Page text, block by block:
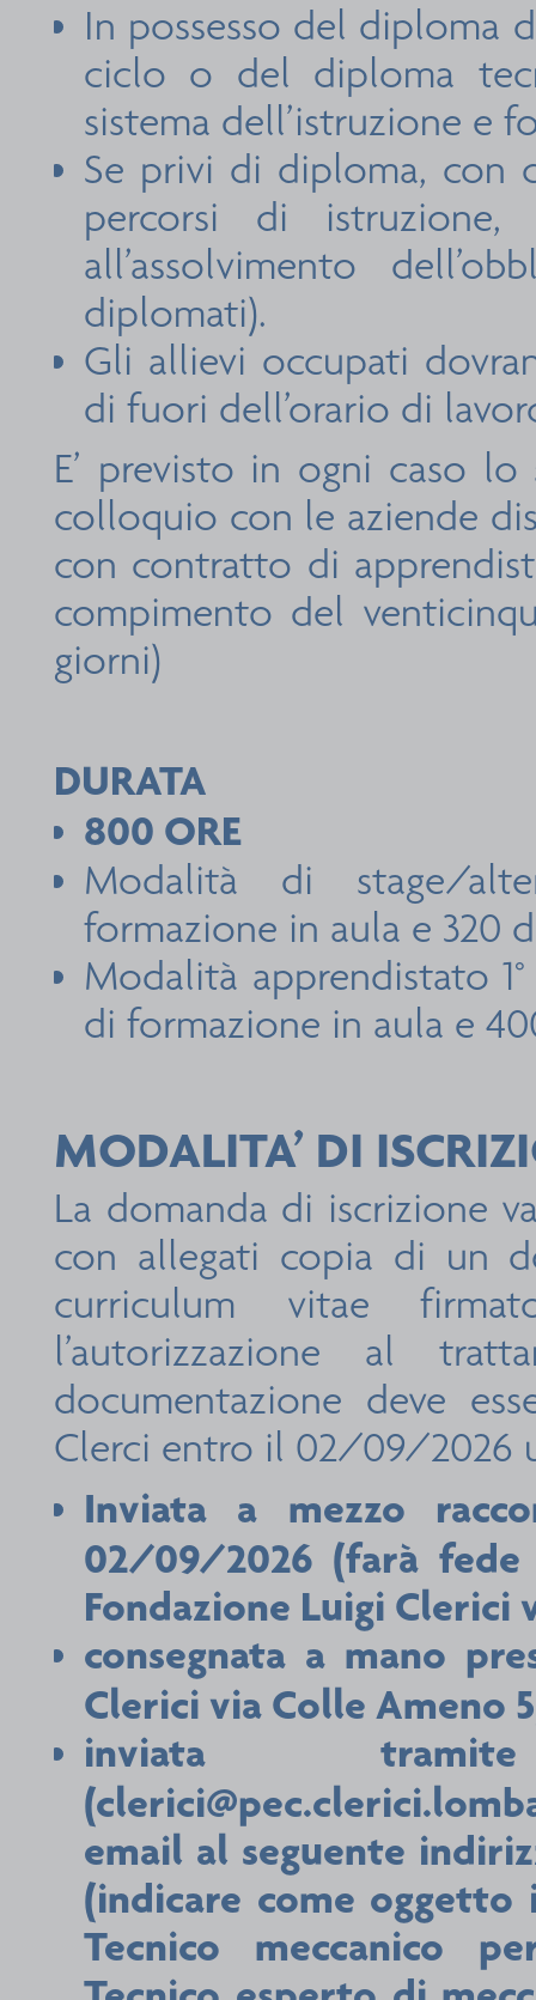
In possesso del diploma
ciclo o del diploma
sistema dell’istruzione e
Se privi di diploma, con
percorsi di istruzione,
all’assolvimento
diplomati).
Gli allievi occupati
di fuori dell’orario di
E’ previsto in ogni caso
colloquio con le aziende
con contratto di
compimento del
giorni)
DURATA
800 ORE
Modalità di stage/
formazione in aula e 320
Modalità apprendistato
di formazione in aula e
MODALITA’ DI
La domanda di iscrizione
con allegati copia di un
curriculum vitae
l’autorizzazione al
documentazione deve
Clerci entro il 02/09/2026
Inviata a mezzo
02/09/2026 (farà
Fondazione Luigi Clerici
consegnata a mano
Clerici via Colle Ameno
inviata
email al seguente
(indicare come oggetto
Tecnico meccanico